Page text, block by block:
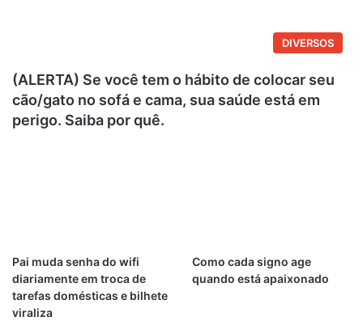
DIVERSOS
(ALERTA) Se você tem o hábito de colocar seu
cão/gato no sofá e cama, sua saúde está em
perigo. Saiba por quê.
Pai muda senha do wifi
diariamente em troca de
tarefas domésticas e bilhete
viraliza
Como cada signo age
quando está apaixonado